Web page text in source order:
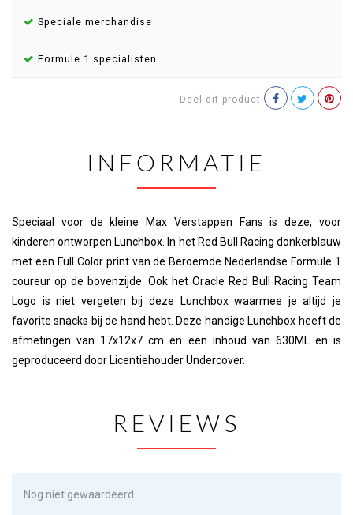
Speciale merchandise
Formule 1 specialisten
Deel dit product
INFORMATIE
Speciaal voor de kleine Max Verstappen Fans is deze, voor
kinderen ontworpen Lunchbox. In het Red Bull Racing donkerblauw
met een Full Color print van de Beroemde Nederlandse Formule 1
coureur op de bovenzijde. Ook het Oracle Red Bull Racing Team
Logo is niet vergeten bij deze Lunchbox waarmee je altijd je
favorite snacks bij de hand hebt. Deze handige Lunchbox heeft de
afmetingen van 17x12x7 cm en een inhoud van 630ML en is
geproduceerd door Licentiehouder Undercover.
REVIEWS
Nog niet gewaardeerd